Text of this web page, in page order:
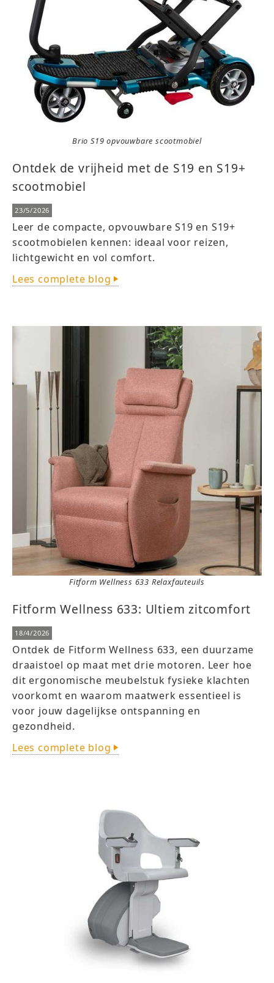
Brio S19 opvouwbare scootmobiel
Ontdek de vrijheid met de S19 en S19+
scootmobiel
23/5/2026
Leer de compacte, opvouwbare S19 en S19+
scootmobielen kennen: ideaal voor reizen,
lichtgewicht en vol comfort.
Lees complete blog
Fitform Wellness 633 Relaxfauteuils
Fitform Wellness 633: Ultiem zitcomfort
18/4/2026
Ontdek de Fitform Wellness 633, een duurzame
draaistoel op maat met drie motoren. Leer hoe
dit ergonomische meubelstuk fysieke klachten
voorkomt en waarom maatwerk essentieel is
voor jouw dagelijkse ontspanning en
gezondheid.
Lees complete blog